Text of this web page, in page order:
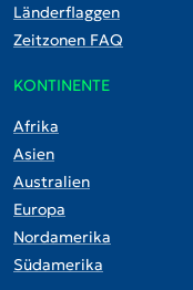
Länderflaggen
Zeitzonen FAQ
KONTINENTE
Afrika
Asien
Australien
Europa
Nordamerika
Südamerika